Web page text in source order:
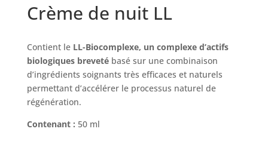
Crème de nuit LL
Contient le LL-Biocomplexe, un complexe d’actifs
biologiques brevetébasé sur une combinaison
d’ingrédients soignants très efficaces et naturels
permettant d’accélérer le processus naturel de
régénération.
Contenant : 50 ml